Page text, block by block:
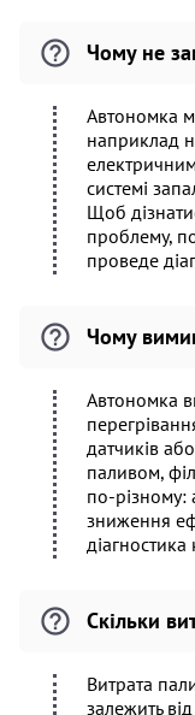
Чому не
Автономка
наприклад
системі
Щоб
проблему,
проведе
Чому
Автономка
датчиків
паливом,
по-різному:
зниження
Скільки
Витрата
залежить